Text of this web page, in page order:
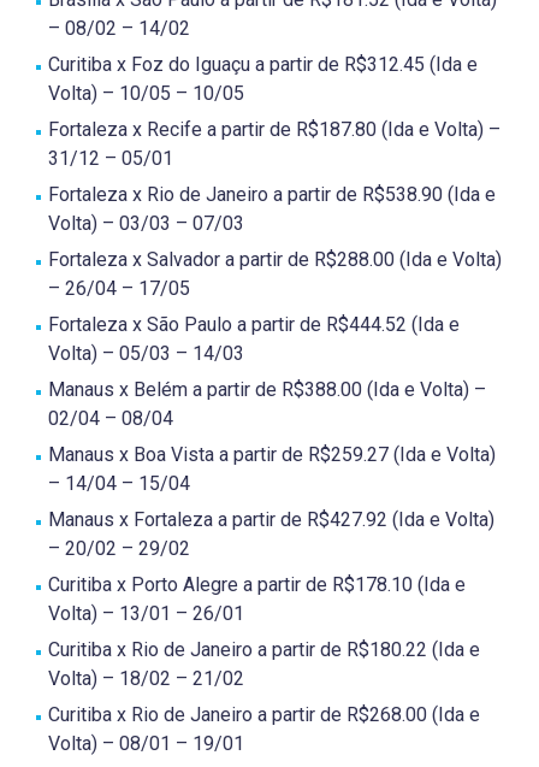
– 08/02 – 14/02
Curitiba x Foz do Iguaçu a partir de R$312.45 (Ida e
Volta) – 10/05 – 10/05
Fortaleza x Recife a partir de R$187.80 (Ida e Volta) –
31/12 – 05/01
Fortaleza x Rio de Janeiro a partir de R$538.90 (Ida e
Volta) – 03/03 – 07/03
Fortaleza x Salvador a partir de R$288.00 (Ida e Volta)
– 26/04 – 17/05
Fortaleza x São Paulo a partir de R$444.52 (Ida e
Volta) – 05/03 – 14/03
Manaus x Belém a partir de R$388.00 (Ida e Volta) –
02/04 – 08/04
Manaus x Boa Vista a partir de R$259.27 (Ida e Volta)
– 14/04 – 15/04
Manaus x Fortaleza a partir de R$427.92 (Ida e Volta)
– 20/02 – 29/02
Curitiba x Porto Alegre a partir de R$178.10 (Ida e
Volta) – 13/01 – 26/01
Curitiba x Rio de Janeiro a partir de R$180.22 (Ida e
Volta) – 18/02 – 21/02
Curitiba x Rio de Janeiro a partir de R$268.00 (Ida e
Volta) – 08/01 – 19/01